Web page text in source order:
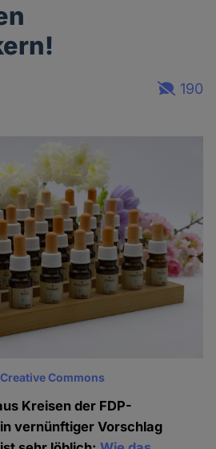
190
Commons
Kreisen der FDP-
vernünftiger Vorschlag